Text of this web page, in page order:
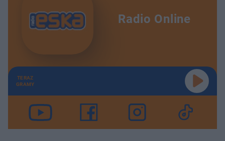
Radio Online
TERAZ
GRAMY